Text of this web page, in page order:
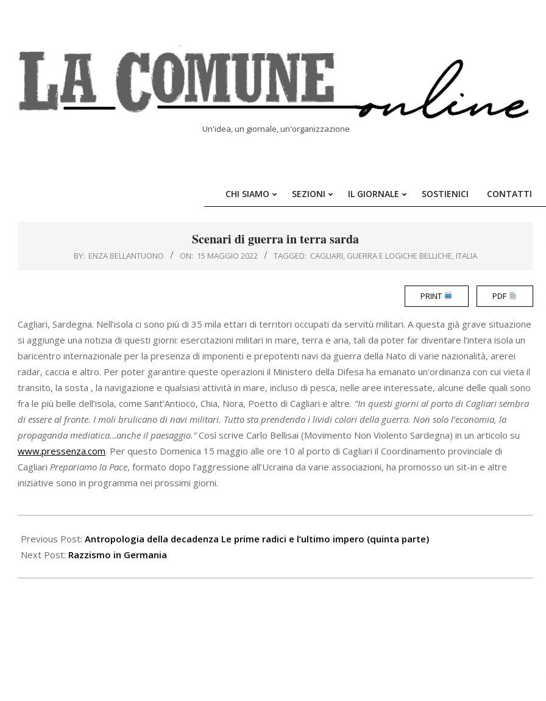
Un'idea, un giornale, un'organizzazione
Primary
CHI SIAMO SEZIONI IL GIORNALE SOSTIENICI CONTATTI
Scenari di guerra in terra sarda
BY: ENZA BELLANTUONO ON: 15 MAGGIO 2022 TAGGED: CAGLIARI, GUERRA E LOGICHE BELLICHE, ITALIA
PRINT PDF
Cagliari, Sardegna. Nell’isola ci sono più di 35 mila ettari di territori occupati da servitù militari. A questa già grave situazione
si aggiunge una notizia di questi giorni: esercitazioni militari in mare, terra e aria, tali da poter far diventare l’intera isola un
baricentro internazionale per la presenza di imponenti e prepotenti navi da guerra della Nato di varie nazionalità, arerei
radar, caccia e altro. Per poter garantire queste operazioni il Ministero della Difesa ha emanato un’ordinanza con cui vieta il
transito, la sosta , la navigazione e qualsiasi attività in mare, incluso di pesca, nelle aree interessate, alcune delle quali sono
fra le più belle dell’isola, come Sant’Antioco, Chia, Nora, Poetto di Cagliari e altre. “In questi giorni al porto di Cagliari sembra
di essere al fronte. I moli brulicano di navi militari. Tutto sta prendendo i lividi colori della guerra. Non solo l’economia, la
propaganda mediatica…anche il paesaggio.”Così scrive Carlo Bellisai (Movimento Non Violento Sardegna) in un articolo su
www.pressenza.com. Per questo Domenica 15 maggio alle ore 10 al porto di Cagliari il Coordinamento provinciale di
Cagliari Prepariamo la Pace, formato dopo l’aggressione all’Ucraina da varie associazioni, ha promosso un sit-in e altre
iniziative sono in programma nei prossimi giorni.
05-
15
Previous Post: Antropologia della decadenza Le prime radici e l’ultimo impero (quinta parte)
Next Post: Razzismo in Germania